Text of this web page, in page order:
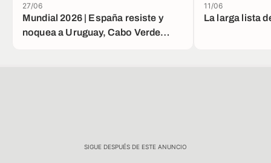
Mundial 2026 | España resiste y
noquea a Uruguay, Cabo Verde
27/06
La larga lista
11/06
SIGUE DESPUÉS DE ESTE ANUNCIO